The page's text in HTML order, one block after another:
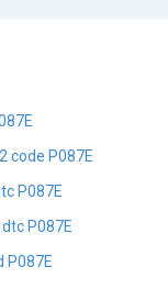
code P087E
P087E
P087E
P087E